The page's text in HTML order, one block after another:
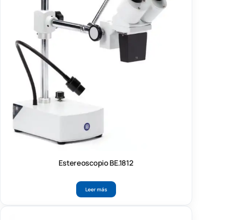
Estereoscopio BE.1812
Leer más